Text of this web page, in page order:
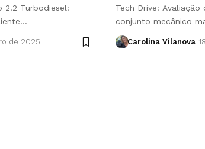
2.2 Turbodiesel:
de 2025
Tech Drive:
conjunto mecânico
Carolina Vilanova